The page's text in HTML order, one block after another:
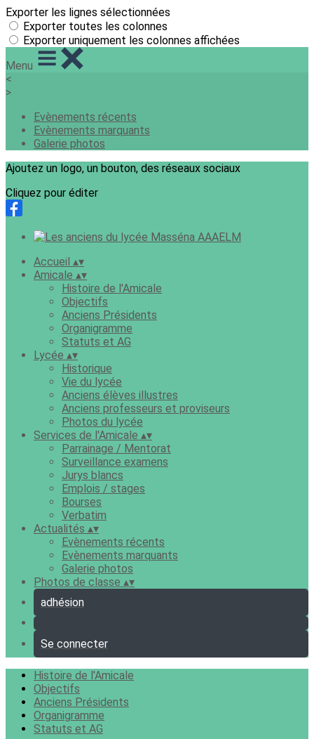
Exporter les lignes sélectionnées
Exporter toutes les colonnes
Exporter uniquement les colonnes affichées
Menu
<
>
Evènements récents
Evènements marquants
Galerie photos
Ajoutez un logo, un bouton, des réseaux sociaux
Cliquez pour éditer
Accueil ▴▾
Amicale ▴▾
Histoire de l'Amicale
Objectifs
Anciens Présidents
Organigramme
Statuts et AG
Lycée ▴▾
Historique
Vie du lycée
Anciens élèves illustres
Anciens professeurs et proviseurs
Photos du lycée
Services de l'Amicale ▴▾
Parrainage / Mentorat
Surveillance examens
Jurys blancs
Emplois / stages
Bourses
Verbatim
Actualités ▴▾
Evènements récents
Evènements marquants
Galerie photos
Photos de classe ▴▾
adhésion
Se connecter
Histoire de l'Amicale
Objectifs
Anciens Présidents
Organigramme
Statuts et AG